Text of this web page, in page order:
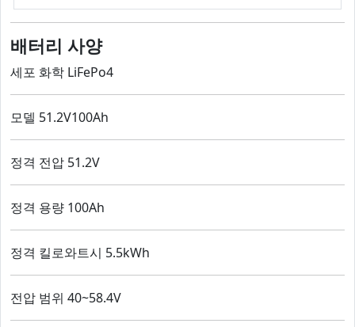
배터리 사양
세포 화학 LiFePo4
모델 51.2V100Ah
정격 전압 51.2V
정격 용량 100Ah
정격 킬로와트시 5.5kWh
전압 범위 40~58.4V